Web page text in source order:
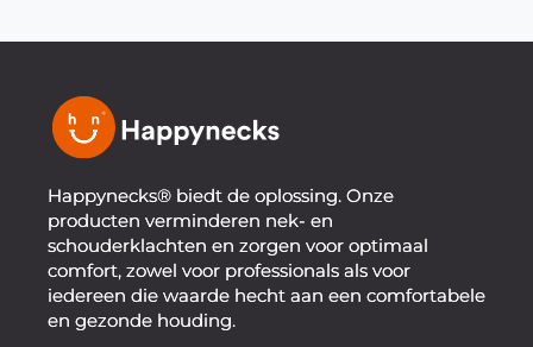
Happynecks® biedt de oplossing. Onze
producten verminderen nek- en
schouderklachten en zorgen voor optimaal
comfort, zowel voor professionals als voor
iedereen die waarde hecht aan een comfortabele
en gezonde houding.